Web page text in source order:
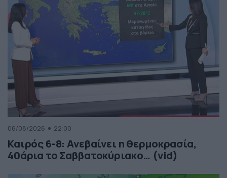
06/08/2026 22:00
Καιρός 6-8: Ανεβαίνει η θερμοκρασία,
40άρια το Σαββατοκύριακο… (vid)